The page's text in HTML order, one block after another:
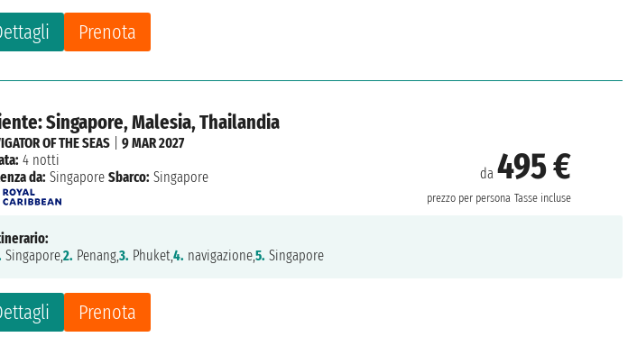
Prenota
Singapore, Malesia, Thailandia
da495 €
prezzo per persona Tasse incluse
Prenota
OF THE SEAS |9 MAR 2027
4 notti
da: Singapore Sbarco: Singapore
Singapore,2. Penang,3. Phuket,4. navigazione,5. Singapore